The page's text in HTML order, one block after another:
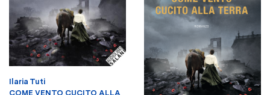
Ilaria Tuti
COME VENTO CUCITO ALLA